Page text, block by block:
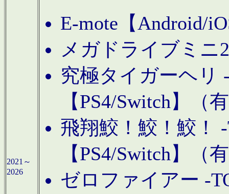
2021～
2026
E-mote【Android/
メガドライブミニ
究極タイガーヘリ
【PS4/Switch】（
飛翔鮫！鮫！鮫！
【PS4/Switch】（
ゼロファイアー -